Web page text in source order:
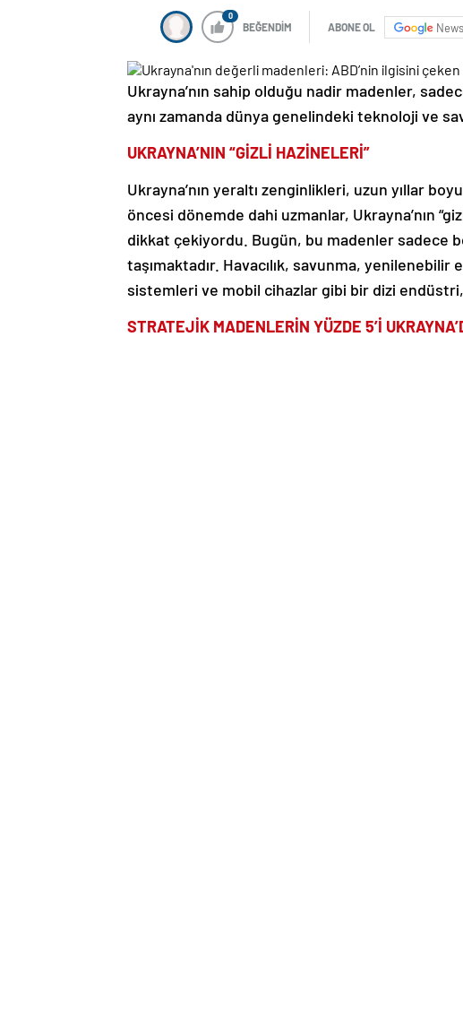
0
BEĞENDİM ABONE OL News
Ukrayna’nın sahip olduğu nadir madenler,
aynı zamanda dünya genelindeki teknoloji ve
UKRAYNA’NIN “GİZLİ HAZİNELERİ”
Ukrayna’nın yeraltı zenginlikleri, uzun yıllar
öncesi dönemde dahi uzmanlar, Ukrayna’nın
dikkat çekiyordu. Bugün, bu madenler sadece
taşımaktadır. Havacılık, savunma,
sistemleri ve mobil cihazlar gibi bir dizi
STRATEJİK MADENLERİN YÜZDE 5’İ